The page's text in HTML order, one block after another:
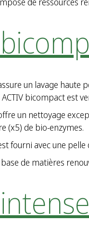
un lavage haute
bicompact est
un nettoyage
(x5) de bio-enzymes.
fourni avec une
de matières